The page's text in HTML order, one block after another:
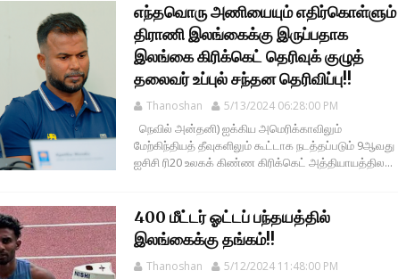
எந்தவொரு அணியையும் எதிர்கொள்ளும்
திராணி இலங்கைக்கு இருப்பதாக
இலங்கை கிரிக்கெட் தெரிவுக் குழுத்
தலைவர் உப்புல் சந்தன தெரிவிப்பு!!
Thanoshan 5/13/2024 06:28:00 PM
நெவில் அன்தனி) ஐக்கிய அமெரிக்காவிலும்
மேற்கிந்தியத் தீவுகளிலும் கூட்டாக நடத்தப்படும் 9ஆவது
ஐசிசி ரி20 உலகக் கிண்ண கிரிக்கெட் அத்தியாயத்தில...
400 மீட்டர் ஓட்டப் பந்தயத்தில்
இலங்கைக்கு தங்கம்!!
Thanoshan 5/12/2024 11:48:00 PM